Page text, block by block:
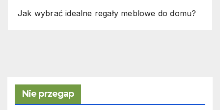
Jak wybrać idealne regały meblowe do domu?
Nie przegap